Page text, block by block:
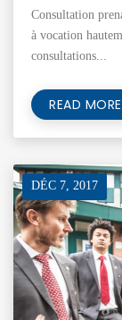
Consultation
à vocation
consultations...
READ MORE
DÉC 7, 2017